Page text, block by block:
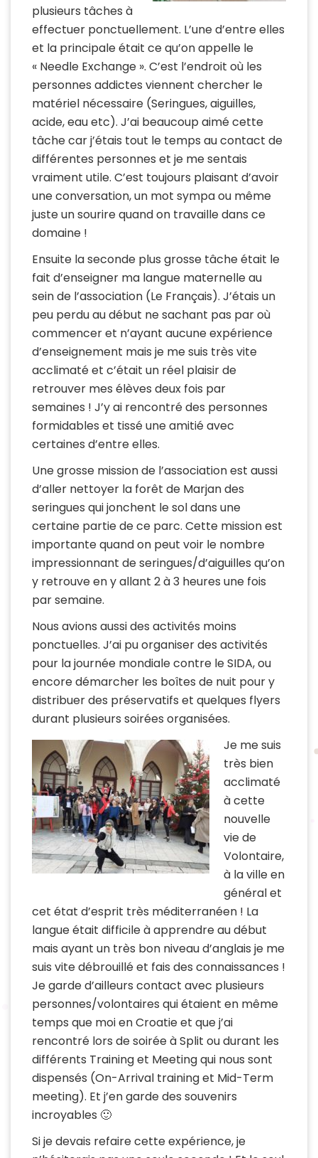
plusieurs tâches à
effectuer ponctuellement. L’une d’entre elles
et la principale était ce qu’on appelle le
« Needle Exchange ». C’est l’endroit où les
personnes addictes viennent chercher le
matériel nécessaire (Seringues, aiguilles,
acide, eau etc). J’ai beaucoup aimé cette
tâche car j’étais tout le temps au contact de
différentes personnes et je me sentais
vraiment utile. C’est toujours plaisant d’avoir
une conversation, un mot sympa ou même
juste un sourire quand on travaille dans ce
domaine !
Ensuite la seconde plus grosse tâche était le
fait d’enseigner ma langue maternelle au
sein de l’association (Le Français). J’étais un
peu perdu au début ne sachant pas par où
commencer et n’ayant aucune expérience
d’enseignement mais je me suis très vite
acclimaté et c’était un réel plaisir de
retrouver mes élèves deux fois par
semaines ! J’y ai rencontré des personnes
formidables et tissé une amitié avec
certaines d’entre elles.
Une grosse mission de l’association est aussi
d’aller nettoyer la forêt de Marjan des
seringues qui jonchent le sol dans une
certaine partie de ce parc. Cette mission est
importante quand on peut voir le nombre
impressionnant de seringues/d’aiguilles qu’on
y retrouve en y allant 2 à 3 heures une fois
par semaine.
Nous avions aussi des activités moins
ponctuelles. J’ai pu organiser des activités
pour la journée mondiale contre le SIDA, ou
encore démarcher les boîtes de nuit pour y
distribuer des préservatifs et quelques flyers
durant plusieurs soirées organisées.
Je me suis
très bien
acclimaté
à cette
nouvelle
vie de
Volontaire,
à la ville en
général et
cet état d’esprit très méditerranéen ! La
langue était difficile à apprendre au début
mais ayant un très bon niveau d’anglais je me
suis vite débrouillé et fais des connaissances !
Je garde d’ailleurs contact avec plusieurs
personnes/volontaires qui étaient en même
temps que moi en Croatie et que j’ai
rencontré lors de soirée à Split ou durant les
différents Training et Meeting qui nous sont
dispensés (On-Arrival training et Mid-Term
meeting). Et j’en garde des souvenirs
incroyables 🙂
Si je devais refaire cette expérience, je